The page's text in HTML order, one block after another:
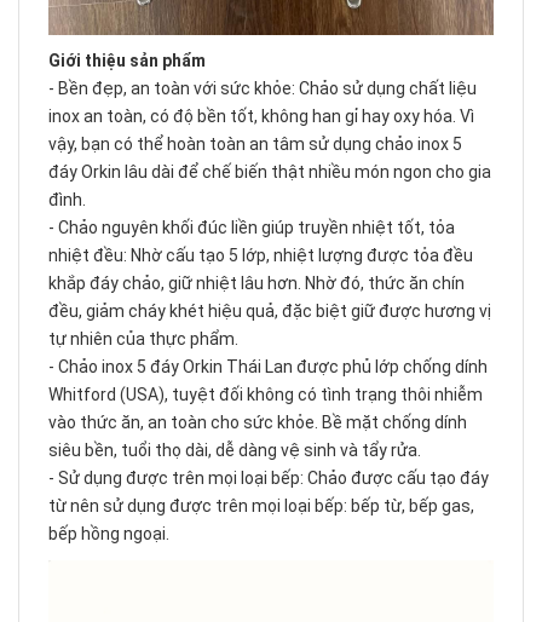
Giới thiệu sản phẩm
- Bền đẹp, an toàn với sức khỏe: Chảo sử dụng chất liệu
inox an toàn, có độ bền tốt, không han gỉ hay oxy hóa. Vì
vậy, bạn có thể hoàn toàn an tâm sử dụng chảo inox 5
đáy Orkin lâu dài để chế biến thật nhiều món ngon cho gia
đình.
- Chảo nguyên khối đúc liền giúp truyền nhiệt tốt, tỏa
nhiệt đều: Nhờ cấu tạo 5 lớp, nhiệt lượng được tỏa đều
khắp đáy chảo, giữ nhiệt lâu hơn. Nhờ đó, thức ăn chín
đều, giảm cháy khét hiệu quả, đặc biệt giữ được hương vị
tự nhiên của thực phẩm.
- Chảo inox 5 đáy Orkin Thái Lan được phủ lớp chống dính
Whitford (USA), tuyệt đối không có tình trạng thôi nhiễm
vào thức ăn, an toàn cho sức khỏe. Bề mặt chống dính
siêu bền, tuổi thọ dài, dễ dàng vệ sinh và tẩy rửa.
- Sử dụng được trên mọi loại bếp: Chảo được cấu tạo đáy
từ nên sử dụng được trên mọi loại bếp: bếp từ, bếp gas,
bếp hồng ngoại.